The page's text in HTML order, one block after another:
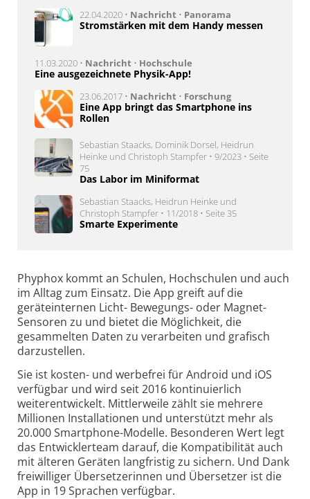
22.04.2020 • Nachricht • Panorama
Stromstärken mit dem Handy messen
11.03.2020 • Nachricht • Hochschule
Eine ausgezeichnete Physik-App!
23.06.2017 • Nachricht • Forschung
Eine App bringt das Smartphone ins
Rollen
Sebastian Staacks, Dominik Dorsel, Heidrun
Heinke und Christoph Stampfer • 9/2023 • Seite
75
Das Labor im Miniformat
Sebastian Staacks, Heidrun Heinke und
Christoph Stampfer • 11/2018 • Seite 35
Smarte Experimente
Phyphox kommt an Schulen, Hochschulen und auch
im Alltag zum Einsatz. Die App greift auf die
geräteinternen Licht- Bewegungs- oder Magnet-
Sensoren zu und bietet die Möglichkeit, die
gesammelten Daten zu verarbeiten und grafisch
darzustellen.
Sie ist kosten- und werbefrei für Android und iOS
verfügbar und wird seit 2016 kontinuierlich
weiterentwickelt. Mittlerweile zählt sie mehrere
Millionen Installationen und unterstützt mehr als
20.000 Smartphone-Modelle. Besonderen Wert legt
das Entwicklerteam darauf, die Kompatibilität auch
mit älteren Geräten langfristig zu sichern. Und Dank
freiwilliger Übersetzerinnen und Übersetzer ist die
App in 19 Sprachen verfügbar.